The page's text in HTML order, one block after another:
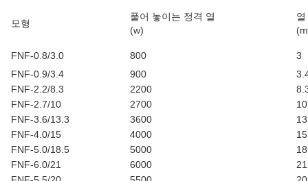
모형
풀어 놓이는 정격 열
(w)
FNF-0.8/3.0 800
3
FNF-0.9/3.4
900
FNF-2.2/8.3
2200
FNF-2.7/10
2700
10
FNF-3.6/13.3
3600
FNF-4.0/15
4000
15
FNF-5.0/18.5
5000
FNF-6.0/21
6000
21